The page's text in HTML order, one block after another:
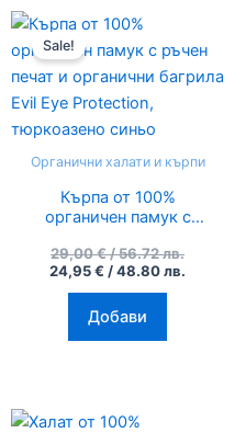
Sale!
Органични халати и кърпи
Кърпа от 100%
органичен памук с
органични багрила
Evil Eye Protection,
тюркоазено синьо
29,00€/ 56.72 лв.
was:
29,00 €
/
24,95€ / 48.80 лв.
е:
24,95 €
/
Добави